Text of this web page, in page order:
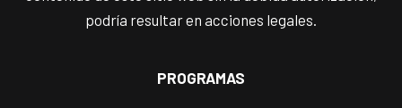
podría resultar en acciones legales.
PROGRAMAS